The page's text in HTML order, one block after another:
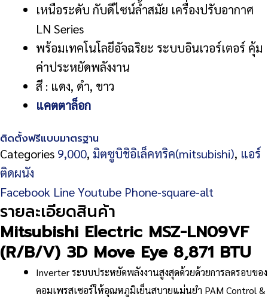
เหนือระดับ กับดีไซน์ล้ำสมัย เครื่องปรับอากาศ
LN Series
พร้อมเทคโนโลยีอัจฉริยะ ระบบอินเวอร์เตอร์ คุ้ม
ค่าประหยัดพลังงาน
สี : แดง, ดำ, ขาว
แคตตาล็อก
ติดตั้งฟรีแบบมาตรฐาน
Categories 9,000, มิตซูบิชิอิเล็คทริค(mitsubishi), แอร์
ติดผนัง
Facebook LineYoutube Phone-square-alt
รายละเอียดสินค้า
Mitsubishi Electric MSZ-LN09VF
(R/B/V) 3D Move Eye 8,871 BTU
Inverter ระบบประหยัดพลังงานสูงสุดด้วยด้วยการลดรอบของ
คอมเพรสเซอร์ให้อุณหภูมิเย็นสบายแม่นยำ PAM Control &